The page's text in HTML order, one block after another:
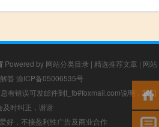
Powered by 网站分类目录 | 精选推荐文章 | 网站
答 渝ICP备05006535号
有错误可发邮件到f_fb#foxmail.com说明，我们
及时纠正，谢谢
好，不接盈利性广告及商业合作